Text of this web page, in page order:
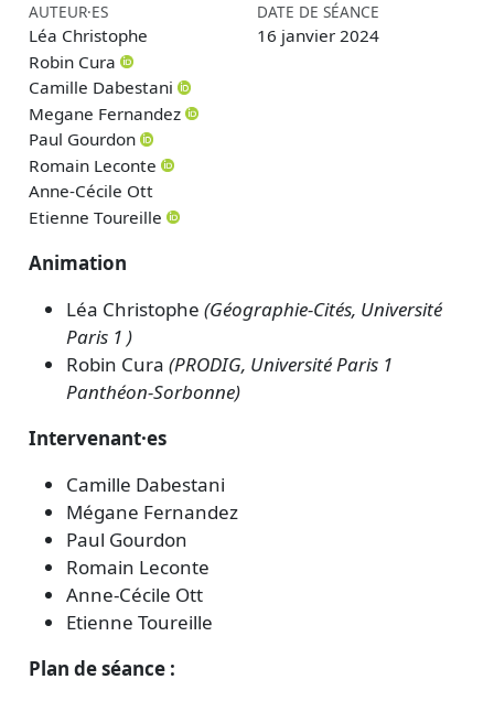
AUTEUR·ES
Léa Christophe
Robin Cura
Camille Dabestani
Megane Fernandez
Paul Gourdon
Romain Leconte
Anne-Cécile Ott
Etienne Toureille
DATE DE SÉANCE
16 janvier 2024
Animation
Léa Christophe (Géographie-Cités, Université
Paris 1 )
Robin Cura (PRODIG, Université Paris 1
Panthéon-Sorbonne)
Intervenant·es
Camille Dabestani
Mégane Fernandez
Paul Gourdon
Romain Leconte
Anne-Cécile Ott
Etienne Toureille
Plan de séance :